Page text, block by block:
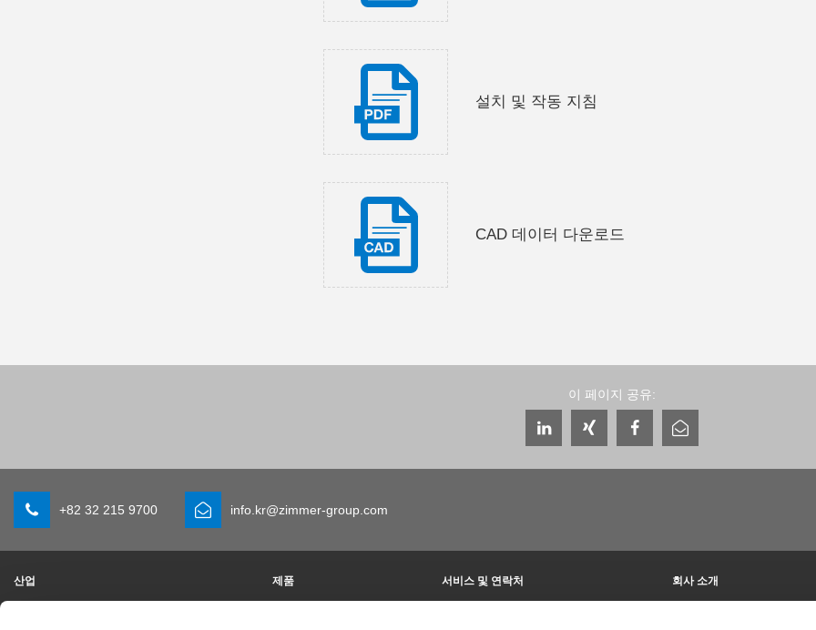
설치 및 작동 지침
CAD 데이터 다운로드
이 페이지 공유:
+82 32 215 9700 info.kr@zimmer-group.com
산업
모빌리티
제품
새 소식
서비스 및 연락처
글로벌 상담자
회사 소개
THE KNOW-HOW FACTORY